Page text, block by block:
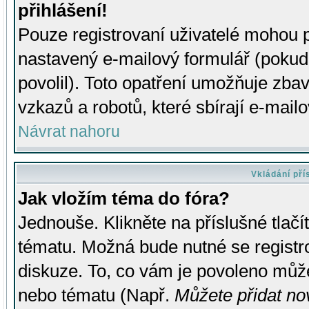
přihlášení!
Pouze registrovaní uživatelé mohou
nastavený e-mailový formulář
povolil). Toto opatření umožňuje
vzkazů a robotů, které sbírají e-
Návrat nahoru
Vkládání
Jak vložím téma do fóra?
Jednouše. Klikněte na příslušné
tématu. Možná bude nutné se
diskuze. To, co vám je povoleno
nebo tématu (Např. Můžete přidat